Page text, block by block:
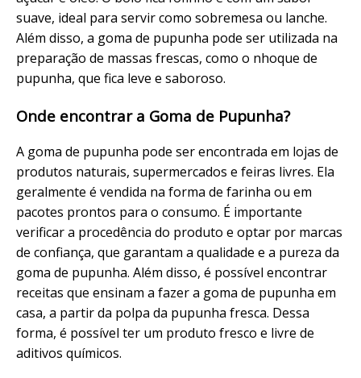
suave, ideal para servir como sobremesa ou lanche.
Além disso, a goma de pupunha pode ser utilizada na
preparação de massas frescas, como o nhoque de
pupunha, que fica leve e saboroso.
Onde encontrar a Goma de Pupunha?
A goma de pupunha pode ser encontrada em lojas de
produtos naturais, supermercados e feiras livres. Ela
geralmente é vendida na forma de farinha ou em
pacotes prontos para o consumo. É importante
verificar a procedência do produto e optar por marcas
de confiança, que garantam a qualidade e a pureza da
goma de pupunha. Além disso, é possível encontrar
receitas que ensinam a fazer a goma de pupunha em
casa, a partir da polpa da pupunha fresca. Dessa
forma, é possível ter um produto fresco e livre de
aditivos químicos.